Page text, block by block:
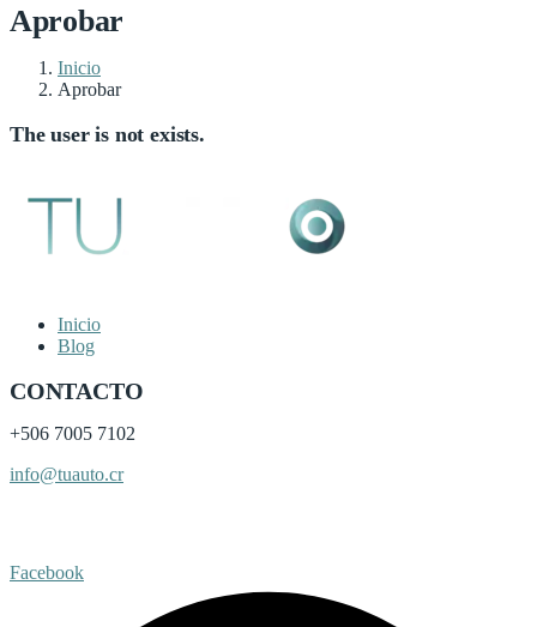
Aprobar
Inicio
Aprobar
The user is not exists.
Inicio
Blog
CONTACTO
+506 7005 7102
info@tuauto.cr
Facebook